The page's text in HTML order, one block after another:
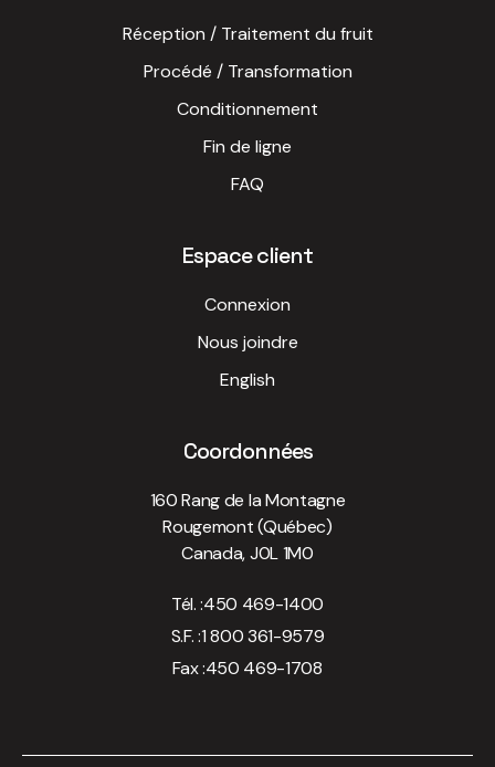
Réception / Traitement du fruit
Procédé / Transformation
Conditionnement
Fin de ligne
FAQ
Espace client
Connexion
Nous joindre
English
Coordonnées
160 Rang de la Montagne
Rougemont (Québec)
Canada, J0L 1M0
Tél. :450 469-1400
S.F. :1 800 361-9579
Fax :450 469-1708